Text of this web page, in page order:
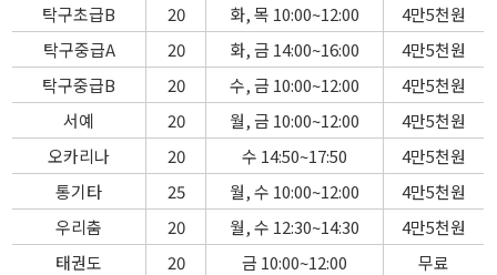
탁구초급B
20 화, 목 10:00~12:00
4만5천원
탁구중급A
20 화, 금 14:00~16:00
4만5천원
탁구중급B
20 수, 금 10:00~12:00
4만5천원
서예
20 월, 금 10:00~12:00
4만5천원
오카리나
20 수 14:50~17:50
4만5천원
통기타
25 월, 수 10:00~12:00
4만5천원
우리춤
20 월, 수 12:30~14:30
4만5천원
태권도
20 금 10:00~12:00
무료